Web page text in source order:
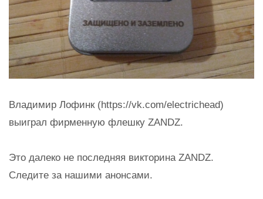
Владимир Лофинк (https://vk.com/electrichead)
выиграл фирменную флешку ZANDZ.
Это далеко не последняя викторина ZANDZ.
Следите за нашими анонсами.